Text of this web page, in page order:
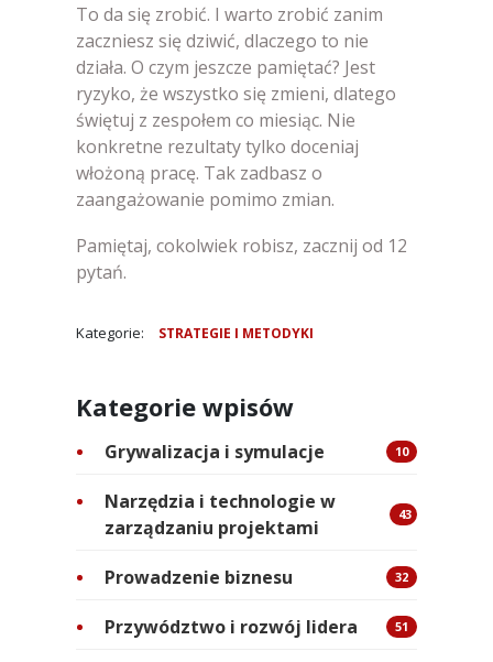
To da się zrobić. I warto zrobić zanim
zaczniesz się dziwić, dlaczego to nie
działa. O czym jeszcze pamiętać? Jest
ryzyko, że wszystko się zmieni, dlatego
świętuj z zespołem co miesiąc. Nie
konkretne rezultaty tylko doceniaj
włożoną pracę. Tak zadbasz o
zaangażowanie pomimo zmian.
Pamiętaj, cokolwiek robisz, zacznij od 12
pytań.
Kategorie: STRATEGIE I METODYKI
Kategorie wpisów
Grywalizacja i symulacje 10
Narzędzia i technologie w
zarządzaniu projektami
43
Prowadzenie biznesu 32
Przywództwo i rozwój lidera 51